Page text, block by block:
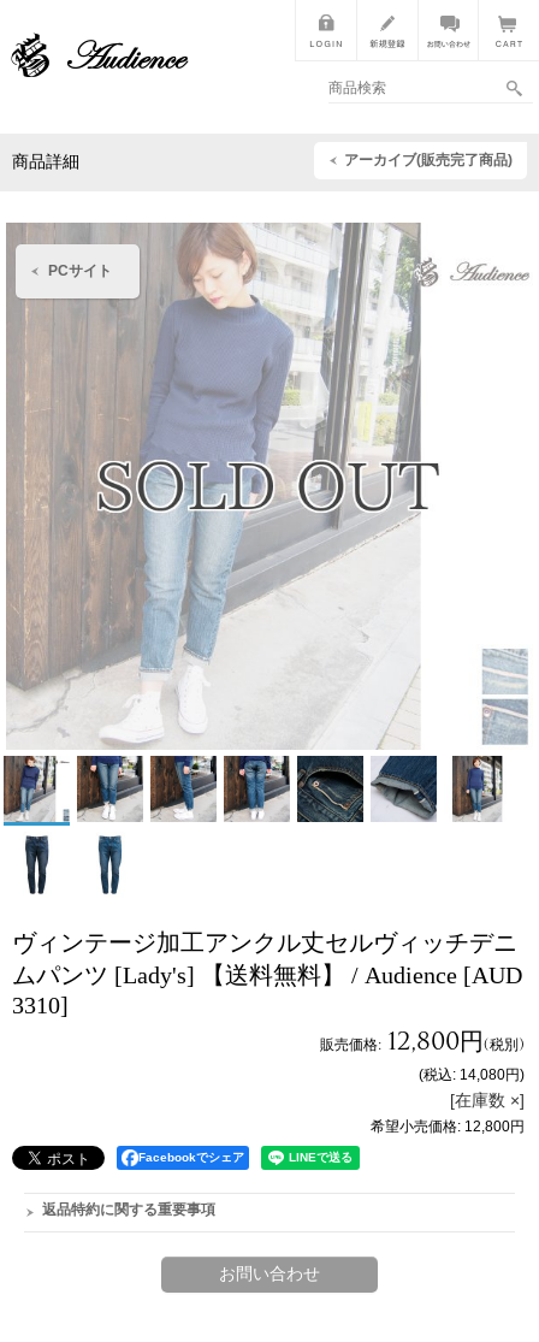
PCサイト
商品詳細 アーカイブ(販売完了商品)
ヴィンテージ加工アンクル丈セルヴィッチデニ
ムパンツ [Lady's] 【送料無料】 / Audience [AUD
3310]
販売価格: 12,800円(税別)
(税込: 14,080円)
[在庫数 ×]
希望小売価格: 12,800円
Facebookでシェア
返品特約に関する重要事項